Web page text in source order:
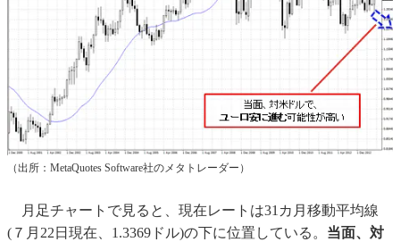
（出所：MetaQuotes Software社のメタトレーダー）
月足チャートで見ると、現在レートは31カ月移動平均線
(７月22日現在、1.3369ドル)の下に位置している。 当面、対